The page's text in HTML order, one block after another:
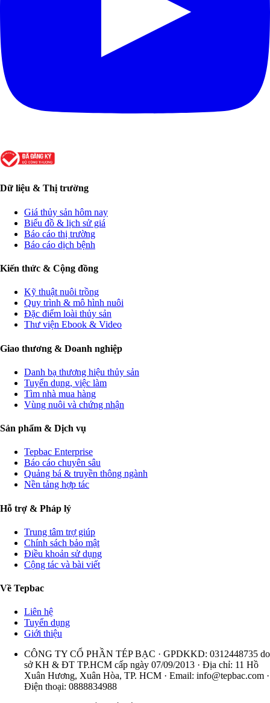
Dữ liệu & Thị trường
Giá thủy sản hôm nay
Biểu đồ & lịch sử giá
Báo cáo thị trường
Báo cáo dịch bệnh
Kiến thức & Cộng đồng
Kỹ thuật nuôi trồng
Quy trình & mô hình nuôi
Đặc điểm loài thủy sản
Thư viện Ebook & Video
Giao thương & Doanh nghiệp
Danh bạ thương hiệu thủy sản
Tuyển dụng, việc làm
Tìm nhà mua hàng
Vùng nuôi và chứng nhận
Sản phẩm & Dịch vụ
Tepbac Enterprise
Báo cáo chuyên sâu
Quảng bá & truyền thông ngành
Nền tảng hợp tác
Hỗ trợ & Pháp lý
Trung tâm trợ giúp
Chính sách bảo mật
Điều khoản sử dụng
Cộng tác và bài viết
Về Tepbac
Liên hệ
Tuyển dụng
Giới thiệu
CÔNG TY CỔ PHẦN TÉP BẠC · GPDKKD: 0312448735 do
sở KH & ĐT TP.HCM cấp ngày 07/09/2013 · Địa chỉ: 11 Hồ
Xuân Hương, Xuân Hòa, TP. HCM · Email: info@tepbac.com ·
Điện thoại: 0888834988